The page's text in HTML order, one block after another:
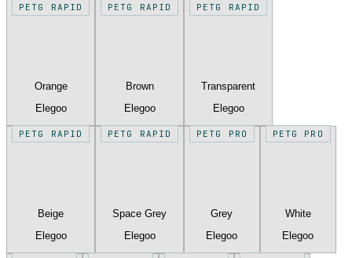
PETG RAPID
Orange
Elegoo
PETG RAPID
Brown
Elegoo
PETG RAPID
Transparent
Elegoo
PETG RAPID
Beige
Elegoo
PETG RAPID
Space Grey
Elegoo
PETG PRO
Grey
Elegoo
PETG PRO
White
Elegoo